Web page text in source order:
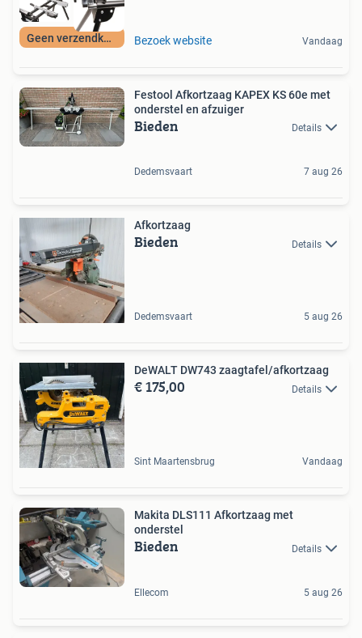
Geen verzendkosten Bezoek website Vandaag
Festool Afkortzaag KAPEX KS 60e met
onderstel en afzuiger
Bieden Details
Dedemsvaart 7 aug 26
Afkortzaag
Bieden Details
Dedemsvaart 5 aug 26
DeWALT DW743 zaagtafel/afkortzaag
€ 175,00 Details
Sint Maartensbrug Vandaag
Makita DLS111 Afkortzaag met
onderstel
Bieden Details
Ellecom 5 aug 26